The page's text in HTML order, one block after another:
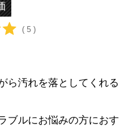
( 5 )
ら汚れを落としてくれる
ブルにお悩みの方にお